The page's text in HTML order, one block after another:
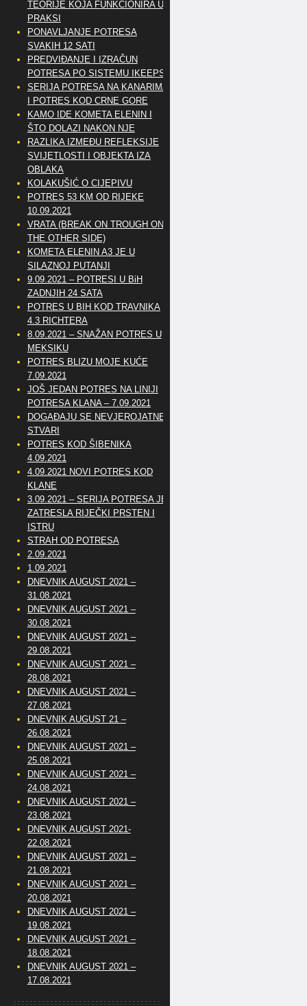
TEORIJE KOJA FUNKCIONIRA U
PRAKSI
PONAVLJANJE POTRESA
SVAKIH 12 SATI
PREDVIĐANJE I IZRAČUN
POTRESA PO SISTEMU IKEEPS
SERIJA POTRESA NA KANARIMA
I POTRES KOD CRNE GORE
KAMO IDE KOMETA ELENIN I
ŠTO DOLAZI NAKON NJE
RAZLIKA IZMEĐU REFLEKSIJE
SVIJETLOSTI I OBJEKTA IZA
OBLAKA
KOLAKUŠIĆ O CIJEPIVU
POTRES 53 KM OD RIJEKE
10.09.2021
VRATA (BREAK ON TROUGH ON
THE OTHER SIDE)
KOMETA ELENIN A3 JE U
SILAZNOJ PUTANJI
9.09.2021 – POTRESI U BiH
ZADNJIH 24 SATA
POTRES U BIH KOD TRAVNIKA
4.3 RICHTERA
8.09.2021 – SNAŽAN POTRES U
MEKSIKU
POTRES BLIZU MOJE KUĆE
7.09.2021
JOŠ JEDAN POTRES NA LINIJI
POTRESA KLANA – 7.09.2021
DOGAĐAJU SE NEVJEROJATNE
STVARI
POTRES KOD ŠIBENIKA
4.09.2021
4.09.2021 NOVI POTRES KOD
KLANE
3.09.2021 – SERIJA POTRESA JE
ZATRESLA RIJEČKI PRSTEN I
ISTRU
STRAH OD POTRESA
2.09.2021
1.09.2021
DNEVNIK AUGUST 2021 –
31.08.2021
DNEVNIK AUGUST 2021 –
30.08.2021
DNEVNIK AUGUST 2021 –
29.08.2021
DNEVNIK AUGUST 2021 –
28.08.2021
DNEVNIK AUGUST 2021 –
27.08.2021
DNEVNIK AUGUST 21 –
26.08.2021
DNEVNIK AUGUST 2021 –
25.08.2021
DNEVNIK AUGUST 2021 –
24.08.2021
DNEVNIK AUGUST 2021 –
23.08.2021
DNEVNIK AUGUST 2021-
22.08.2021
DNEVNIK AUGUST 2021 –
21.08.2021
DNEVNIK AUGUST 2021 –
20.08.2021
DNEVNIK AUGUST 2021 –
19.08.2021
DNEVNIK AUGUST 2021 –
18.08.2021
DNEVNIK AUGUST 2021 –
17.08.2021